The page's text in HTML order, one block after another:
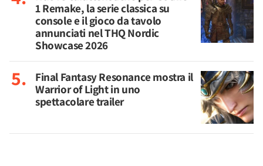
1 Remake, la serie classica su
console e il gioco da tavolo
annunciati nel THQ Nordic
Showcase 2026
Final Fantasy Resonance mostra il
Warrior of Light in uno
spettacolare trailer